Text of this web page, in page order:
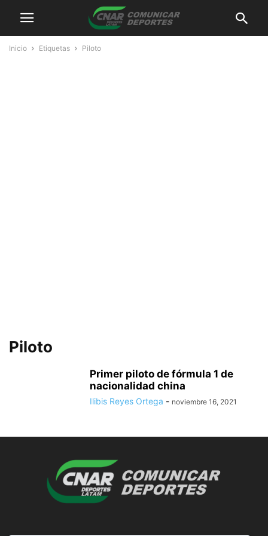
Inicio Etiquetas Piloto
Piloto
Primer piloto de fórmula 1 de
nacionalidad china
Ilibis Reyes Ortega - noviembre 16, 2021